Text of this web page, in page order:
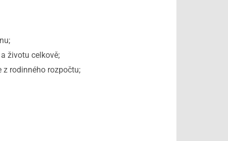
životu celkově;
z rodinného rozpočtu;